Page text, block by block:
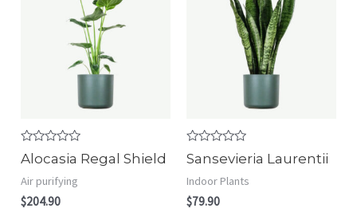
Rated
0
out
of
5
Alocasia Regal Shield
Air purifying
$204.90
Rated
0
out
of
5
Sansevieria Laurentii
Indoor Plants
$79.90